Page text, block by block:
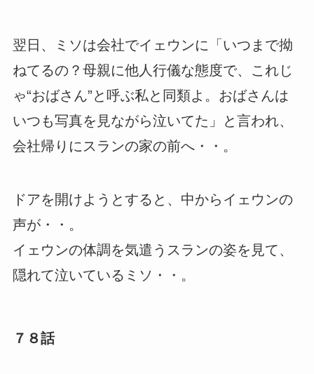
翌日、ミソは会社でイェウンに「いつまで拗
ねてるの？母親に他人行儀な態度で、これじ
ゃ“おばさん”と呼ぶ私と同類よ。おばさんは
いつも写真を見ながら泣いてた」と言われ、
会社帰りにスランの家の前へ・・。
ドアを開けようとすると、中からイェウンの
声が・・。
イェウンの体調を気遣うスランの姿を見て、
隠れて泣いているミソ・・。
７８話